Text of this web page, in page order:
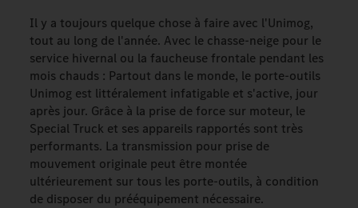
Il y a toujours quelque chose à faire avec l'Unimog,
tout au long de l'année. Avec le chasse-neige pour le
service hivernal ou la faucheuse frontale pendant les
mois chauds : Partout dans le monde, le porte-outils
Unimog est littéralement infatigable et s'active, jour
après jour. Grâce à la prise de force sur moteur, le
Special Truck et ses appareils rapportés sont très
performants. La transmission pour prise de
mouvement originale peut être montée
ultérieurement sur tous les porte-outils, à condition
de disposer du prééquipement nécessaire.